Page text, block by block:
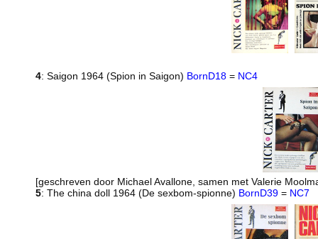
4: Saigon 1964 (Spion in Saigon) BornD18 = NC4
[geschreven door Michael Avallone, samen met Valerie
5: The china doll 1964 (De sexbom-spionne) BornD39 = NC7